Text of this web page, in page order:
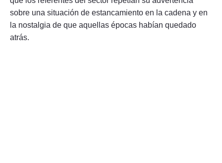
sobre una situación de estancamiento en la cadena y en
la nostalgia de que aquellas épocas habían quedado
atrás.